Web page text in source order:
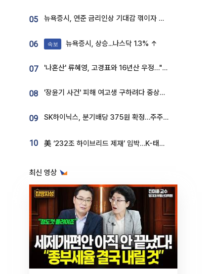
05 뉴욕증시, 연준 금리인상 기대감 꺾이자 상승...S&P500 사상 최고치 [종합]
06 속보 뉴욕증시, 상승...나스닥 1.3% ↑
07 '나혼산' 류혜영, 고경표와 16년산 우정…"자취방서 부모님과 마주쳐"
08 '장윤기 사건' 피해 여고생 구하려다 중상…고교생 의상자 지정
09 SK하이닉스, 분기배당 375원 확정…주주환원책 9월로 앞당겨 발표
10 美 ‘232조 하이브리드 제재’ 임박…K-태양광, 불확실성 털고 날개 다나
최신 영상